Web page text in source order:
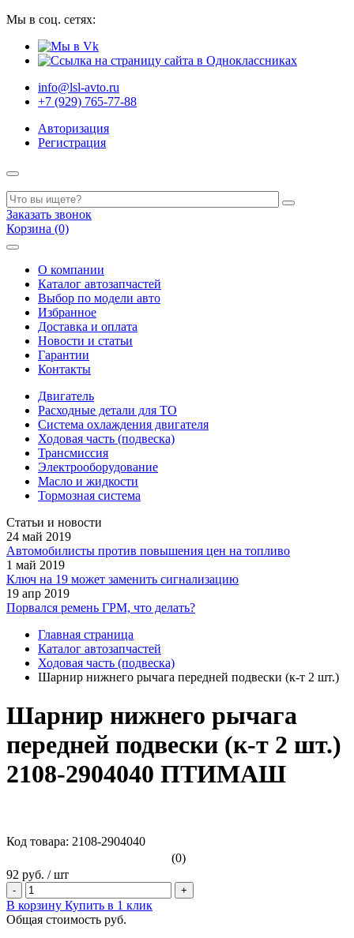
Мы в соц. сетях:
info@lsl-avto.ru
+7 (929) 765-77-88
Авторизация
Регистрация
Заказать звонок
Корзина (0)
О компании
Каталог автозапчастей
Выбор по модели авто
Избранное
Доставка и оплата
Новости и статьи
Гарантии
Контакты
Двигатель
Расходные детали для ТО
Система охлаждения двигателя
Ходовая часть (подвеска)
Трансмиссия
Электрооборудование
Масло и жидкости
Тормозная система
Статьи и новости
24 май 2019
Автомобилисты против повышения цен на топливо
1 май 2019
Ключ на 19 может заменить сигнализацию
19 апр 2019
Порвался ремень ГРМ, что делать?
Главная страница
Каталог автозапчастей
Ходовая часть (подвеска)
Шарнир нижнего рычага передней подвески (к-т 2 шт.)
Шарнир нижнего рычага
передней подвески (к-т 2 шт.)
2108-2904040 ПТИМАШ
Код товара: 2108-2904040
(0)
92 руб. / шт
- +
В корзину Купить в 1 клик
Общая стоимость руб.